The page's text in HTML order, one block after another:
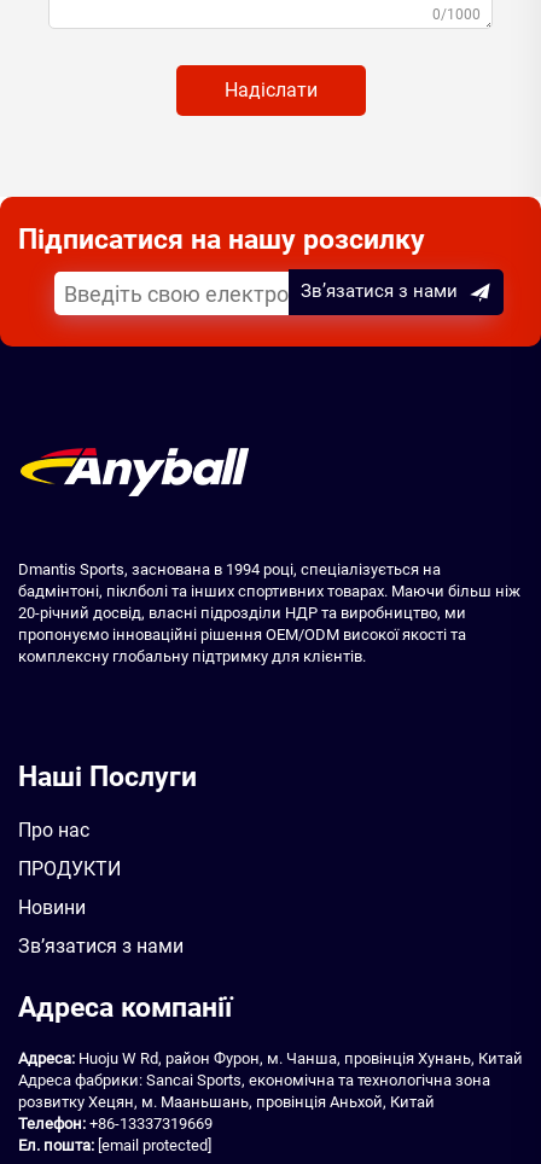
0/1000
Надіслати
Підписатися на нашу розсилку
Зв’язатися з нами
Dmantis Sports, заснована в 1994 році, спеціалізується на
бадмінтоні, піклболі та інших спортивних товарах. Маючи більш ніж
20-річний досвід, власні підрозділи НДР та виробництво, ми
пропонуємо інноваційні рішення OEM/ODM високої якості та
комплексну глобальну підтримку для клієнтів.
Наші Послуги
Про нас
ПРОДУКТИ
Новини
Зв’язатися з нами
Адреса компанії
Адреса: Huoju W Rd, район Фурон, м. Чанша, провінція Хунань, Китай
Адреса фабрики: Sancai Sports, економічна та технологічна зона
розвитку Хецян, м. Мааньшань, провінція Аньхой, Китай
Телефон: +86-13337319669
Ел. пошта: [email protected]